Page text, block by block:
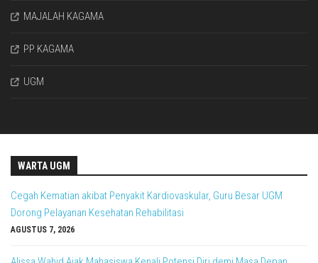
MAJALAH KAGAMA
PP KAGAMA
UGM
WARTA UGM
Cegah Kematian akibat Penyakit Kardiovaskular, Guru Besar UGM
Dorong Pelayanan Kesehatan Rehabilitasi
AGUSTUS 7, 2026